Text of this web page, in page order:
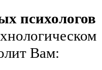
психологов
Вам: